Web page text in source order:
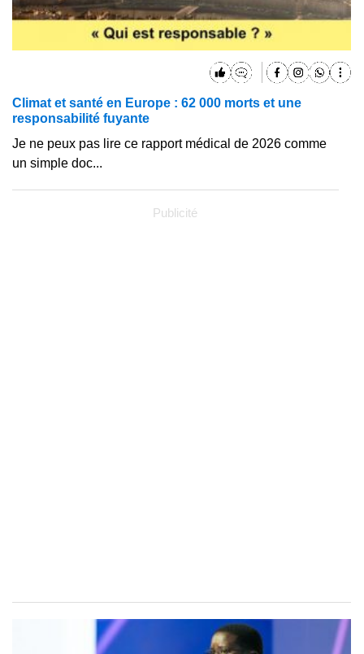
Climat et santé en Europe : 62 000 morts et une
responsabilité fuyante
Je ne peux pas lire ce rapport médical de 2026 comme
un simple doc...
Publicité